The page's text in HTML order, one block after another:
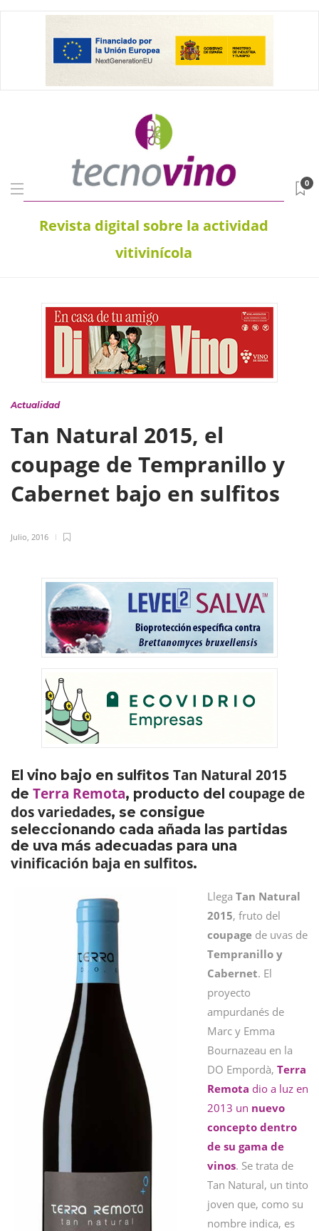
Revista digital sobre la actividad
vitivinícola
0
Actualidad
Tan Natural 2015, el
coupage de Tempranillo y
Cabernet bajo en sulfitos
Julio, 2016
El vino bajo en sulfitos Tan Natural 2015
de Terra Remota, producto del coupage de
dos variedades, se consigue
seleccionando cada añada las partidas
de uva más adecuadas para una
vinificación baja en sulfitos.
Llega Tan Natural
2015, fruto del
coupage de uvas de
Tempranillo y
Cabernet. El
proyecto
ampurdanés de
Marc y Emma
Bournazeau en la
DO Empordà, Terra
Remota dio a luz en
2013 un nuevo
concepto dentro
de su gama de
vinos. Se trata de
Tan Natural, un tinto
joven que, como su
nombre indica, es